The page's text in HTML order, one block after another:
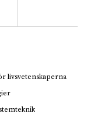
livsvetenskaperna